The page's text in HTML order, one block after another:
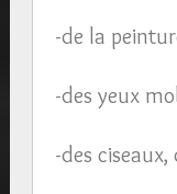
-de la
-des yeux
-des ciseaux,